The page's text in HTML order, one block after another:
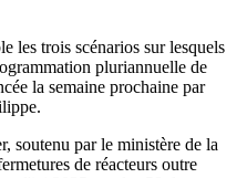
les trois scénarios sur lesquels
pluriannuelle de
la semaine prochaine par
soutenu par le ministère de la
de réacteurs outre